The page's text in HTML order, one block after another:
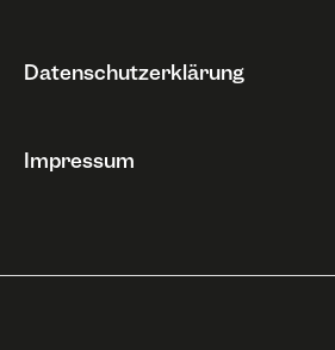
Datenschutzerklärung
Impressum